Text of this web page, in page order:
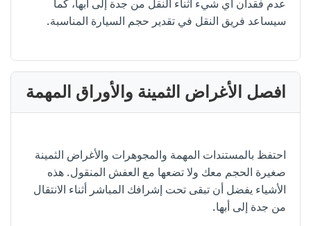
عدم فقدان أي شيء أثناء النقل من جدة إلى أبها، كما
سيساعد فريق النقل في تقدير حجم السيارة المناسبة.
افصل الأغراض الثمينة والأوراق المهمة
احتفظ بالمستندات المهمة والمجوهرات والأغراض الثمينة
صغيرة الحجم معك ولا تضعها مع العفش المنقول. هذه
الأشياء يفضل أن تبقى تحت إشرافك المباشر أثناء الانتقال
من جدة إلى أبها.